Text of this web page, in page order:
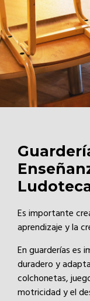
Es importante
aprendizaje y la
En guarderías es
duradero y
colchonetas,
motricidad y el